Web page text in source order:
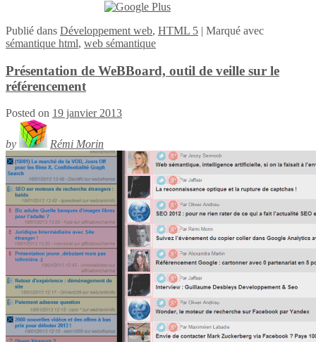
Publié dans Développement web, HTML 5 | Marqué avec
sémantique html, web sémantique
Présentation de WeBBoard, outil de veille sur le
référencement
Posted on 19 janvier 2013
by Rémi Morin